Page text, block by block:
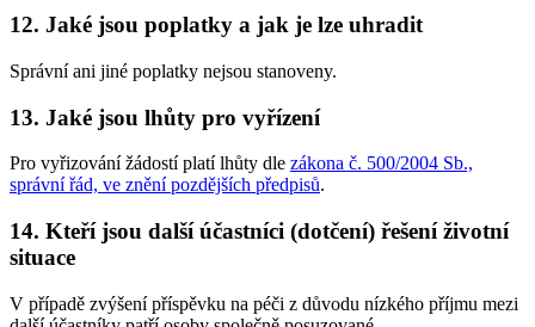
12. Jaké jsou poplatky a jak je lze uhradit
Správní ani jiné poplatky nejsou stanoveny.
13. Jaké jsou lhůty pro vyřízení
Pro vyřizování žádostí platí lhůty dle zákona č. 500/2004 Sb.,
správní řád, ve znění pozdějších předpisů.
14. Kteří jsou další účastníci (dotčení) řešení životní
situace
V případě zvýšení příspěvku na péči z důvodu nízkého příjmu mezi